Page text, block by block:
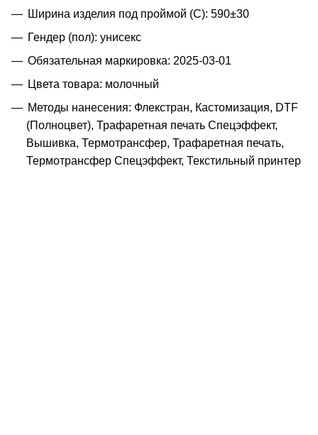
Ширина изделия под проймой (С): 590±30
Гендер (пол): унисекс
Обязательная маркировка: 2025-03-01
Цвета товара: молочный
Методы нанесения: Флекстран, Кастомизация, DTF
(Полноцвет), Трафаретная печать Спецэффект,
Вышивка, Термотрансфер, Трафаретная печать,
Термотрансфер Спецэффект, Текстильный принтер